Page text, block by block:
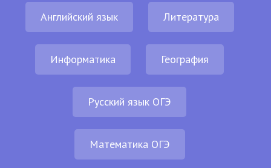
Английский язык Литература
Информатика География
Русский язык ОГЭ
Математика ОГЭ